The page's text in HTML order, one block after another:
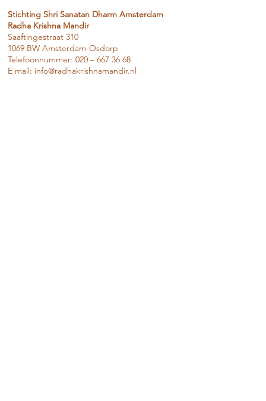
Stichting Shri Sanatan Dharm Amsterdam
Radha Krishna Mandir
Saaftingestraat 310
1069 BW Amsterdam-Osdorp
Telefoonnummer: 020 – 667 36 68
E mail: info@radhakrishnamandir.nl